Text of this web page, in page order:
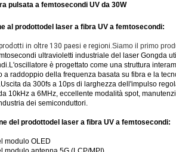
pulsata a femtosecondi UV da 30W
al prodottodel laser a fibra UV a femtosecondi:
in oltre 130 paesi e regioni.Siamo il primo
ultravioletti industriale del laser Gongda
è progettato come una struttura
a raddoppio della frequenza basata su fibra e la
da 300fs a 10ps di larghezza dell'impulso
10kHz a 6MHz, eccellente modalità spot,
dei semiconduttori.
del prodottodel laser a fibra UV a femtosecondi:
modulo OLED